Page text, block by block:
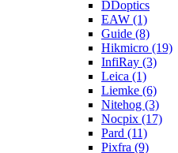
DDoptics
EAW (1)
Guide (8)
Hikmicro (19)
InfiRay (3)
Leica (1)
Liemke (6)
Nitehog (3)
Nocpix (17)
Pard (11)
Pixfra (9)